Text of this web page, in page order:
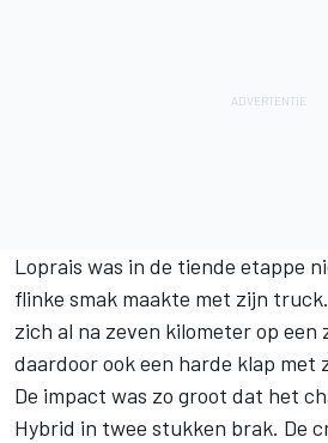
Loprais was in de tiende etappe
flinke smak maakte met zijn
zich al na zeven kilometer op een
daardoor ook een harde klap
De impact was zo groot dat het
Hybrid in twee stukken brak. De